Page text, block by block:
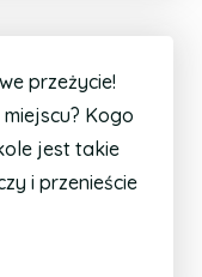
przeżycie!
Kogo
jest takie
i przenieście